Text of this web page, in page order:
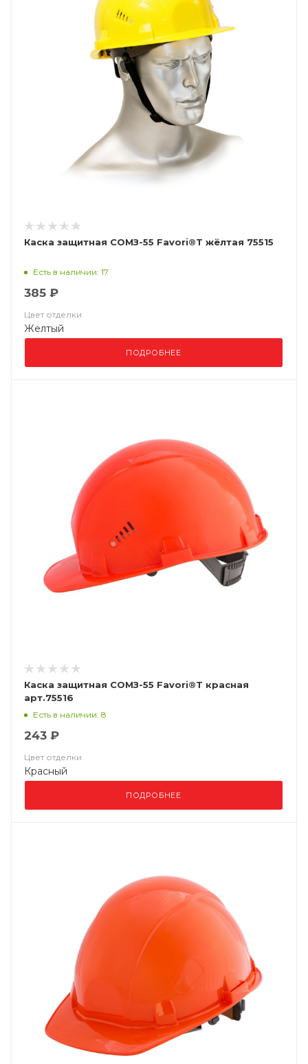
Каска защитная СОМЗ-55 Favori®T жёлтая 75515
Есть в наличии: 17
385 ₽
Цвет отделки
Желтый
ПОДРОБНЕЕ
Каска защитная СОМЗ-55 Favori®T красная
арт.75516
Есть в наличии: 8
243 ₽
Цвет отделки
Красный
ПОДРОБНЕЕ